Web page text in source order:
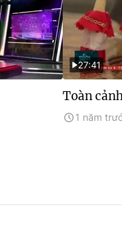
27:41
Toàn
1 năm